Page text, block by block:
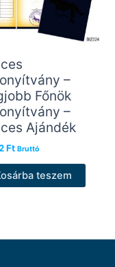
–
Főnök
–
Ajándék
Ft Bruttó
teszem